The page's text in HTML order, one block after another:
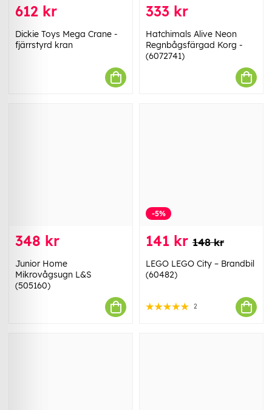
612 kr
Dickie Toys Mega Crane -
fjärrstyrd kran
333 kr
Hatchimals Alive Neon
Regnbågsfärgad Korg -
(6072741)
348 kr
Junior Home
Mikrovågsugn L&S
(505160)
-5%
141 kr 148 kr
LEGO LEGO City – Brandbil
(60482)
2